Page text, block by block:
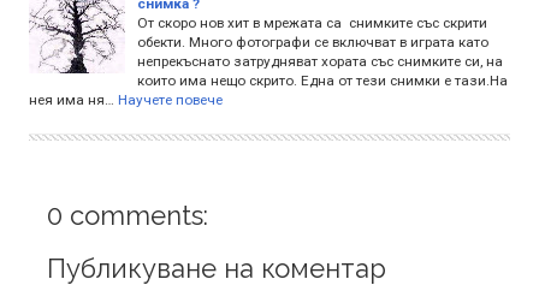
От скоро нов хит в мрежата са снимките със скрити
обекти. Много фотографи се включват в играта като
непрекъснато затрудняват хората със снимките си, на
които има нещо скрито. Една от тези снимки е тази.На
нея има ня…
Научете повече
0 comments:
Публикуване на коментар